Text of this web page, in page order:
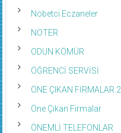
Nöbetci Eczaneler
NOTER
ODUN KÖMÜR
ÖĞRENCİ SERVİSİ
ÖNE ÇIKAN FİRMALAR 2
Öne Çıkan Firmalar
ÖNEMLİ TELEFONLAR